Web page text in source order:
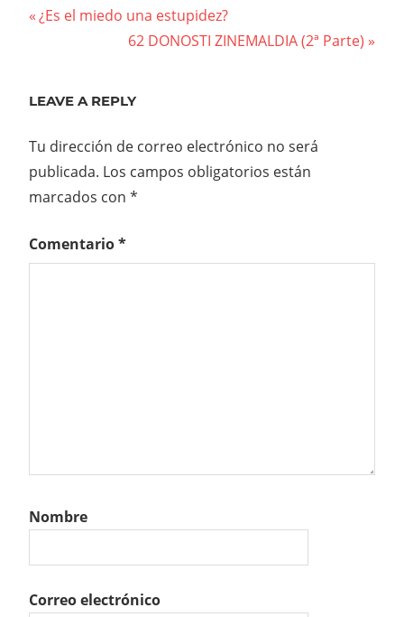
Navegación
entradas
Previous
¿Es el miedo una estupidez?
Next
62 DONOSTI ZINEMALDIA (2ª Parte)
LEAVE A REPLY
Tu dirección de correo electrónico no será
publicada. Los campos obligatorios están
marcados con *
Comentario*
Nombre
Correo electrónico